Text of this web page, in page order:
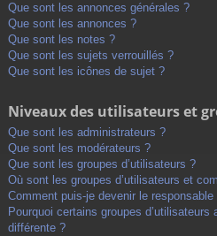
Que sont les annonces générales ?
Que sont les annonces ?
Que sont les notes ?
Que sont les sujets verrouillés ?
Que sont les icônes de sujet ?
Niveaux des utilisateurs et
Que sont les administrateurs ?
Que sont les modérateurs ?
Que sont les groupes d’utilisateurs ?
Où sont les groupes d’utilisateurs et
Comment puis-je devenir le responsable
Pourquoi certains groupes
différente ?